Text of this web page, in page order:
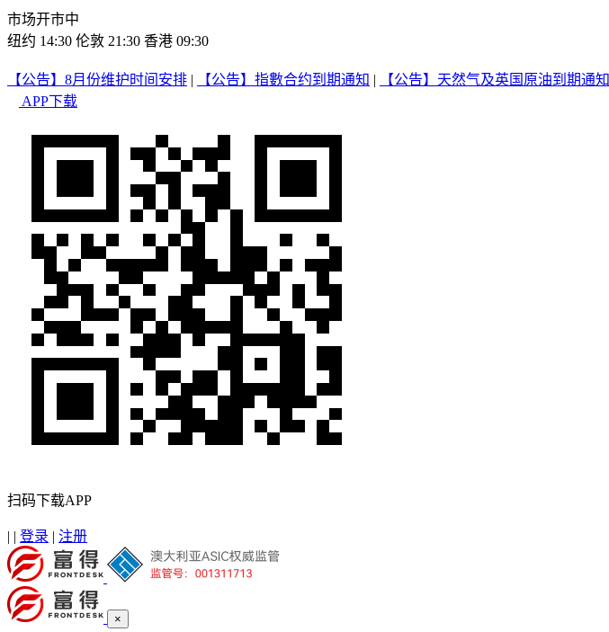
市场开市中
纽约 14:30 伦敦 21:30 香港 09:30
【公告】8月份维护时间安排 | 【公告】指數合约到期通知 |
【公告】天然气及英国原油到期通知
APP下载
扫码下载APP
| | 登录 | 注册
×